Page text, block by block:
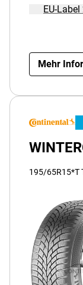
EU-
Mehr
195/65R15*T